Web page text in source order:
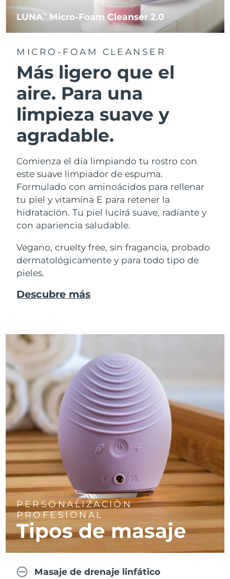
LUNATM Micro-Foam Cleanser 2.0
MICRO-FOAM CLEANSER
Más ligero que el
aire. Para una
limpieza suave y
agradable.
Comienza el día limpiando tu rostro con
este suave limpiador de espuma.
Formulado con aminoácidos para rellenar
tu piel y vitamina E para retener la
hidratación. Tu piel lucirá suave, radiante y
con apariencia saludable.
Vegano, cruelty free, sin fragancia, probado
dermatológicamente y para todo tipo de
pieles.
Descubre más
PERSONALIZACIÓN
PROFESIONAL
Tipos de masaje
Masaje de drenaje linfático